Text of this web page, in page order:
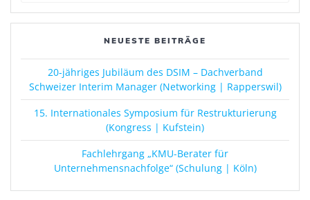
NEUESTE BEITRÄGE
20-jähriges Jubiläum des DSIM – Dachverband
Schweizer Interim Manager (Networking | Rapperswil)
15. Internationales Symposium für Restrukturierung
(Kongress | Kufstein)
Fachlehrgang „KMU-Berater für
Unternehmensnachfolge“ (Schulung | Köln)